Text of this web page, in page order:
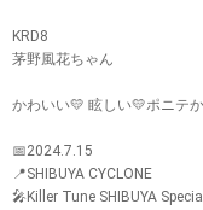
KRD8
茅野風花ちゃん
かわいい💛 眩しい💛ポニテ
📅2024.7.15
📍SHIBUYA CYCLONE
🎤Killer Tune SHIBUYA